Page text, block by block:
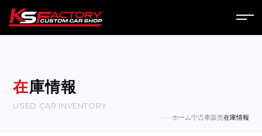
サービス
会社案内
在庫情報
USED CAR INVENTORY
ホーム中古車販売在庫情報